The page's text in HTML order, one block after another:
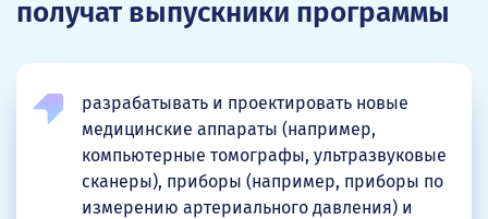
получат выпускники программы
разрабатывать и проектировать новые
медицинские аппараты (например,
компьютерные томографы, ультразвуковые
сканеры), приборы (например, приборы по
измерению артериального давления) и